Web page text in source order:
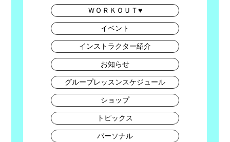
ＷＯＲＫＯＵＴ♥
イベント
インストラクター紹介
お知らせ
グループレッスンスケジュール
ショップ
トピックス
パーソナル